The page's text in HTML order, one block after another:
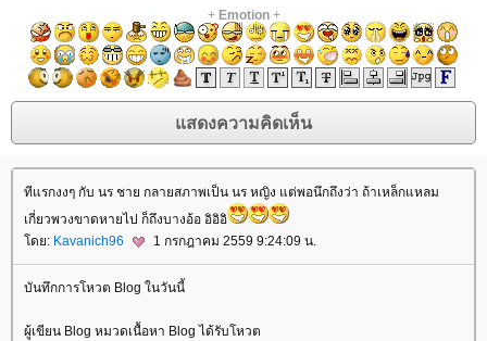
+ Emotion+
ทีแรกงงๆ กับ นร ชาย กลายสภาพเป็น นร หญิง แต่พอนึกถึงว่า ถ้าเหล็กแหลม
เกี่ยวพวงขาดหายไป ก็ถึงบางอ้อ อิอิอิ
ดย: Kavanich96 1 กรกฎาคม 2559 9:24:09 น.
บันทึกการโหวต Blog ในวันนี้
ผู้เขียน Blog หมวดเนื้อหา Blog ได้รับโหวต